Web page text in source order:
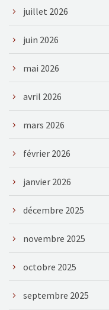
juillet 2026
juin 2026
mai 2026
avril 2026
mars 2026
février 2026
janvier 2026
décembre 2025
novembre 2025
octobre 2025
septembre 2025